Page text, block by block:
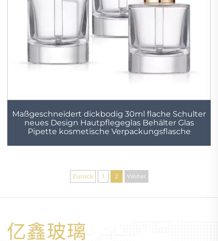
Maßgeschneidert dickbodig 30ml flache Schulter
neues Design Hautpflegeglas Behälter Glas
Pipette kosmetische Verpackungsflasche
Zurück 1 2 Weiter